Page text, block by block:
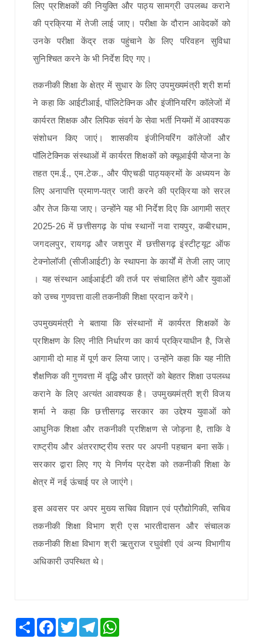
लिए प्रशिक्षकों की नियुक्ति और पाठ्य सामग्री उपलब्ध कराने
की प्रक्रिया में तेजी लाई जाए। परीक्षा के दौरान आवेदकों को
उनके परीक्षा केंद्र तक पहुंचाने के लिए परिवहन सुविधा
सुनिश्चित करने के भी निर्देश दिए गए।
तकनीकी शिक्षा के क्षेत्र में सुधार के लिए उपमुख्यमंत्री श्री शर्मा
ने कहा कि आईटीआई, पॉलिटेक्निक और इंजीनियरिंग कॉलेजों में
कार्यरत शिक्षक और लिपिक संवर्ग के सेवा भर्ती नियमों में आवश्यक
संशोधन किए जाएं। शासकीय इंजीनियरिंग कॉलेजों और
पॉलिटेक्निक संस्थाओं में कार्यरत शिक्षकों को क्यूआईपी योजना के
तहत एम.ई., एम.टेक., और पीएचडी पाठ्यक्रमों के अध्ययन के
लिए अनापत्ति प्रमाण-पत्र जारी करने की प्रक्रिया को सरल
और तेज किया जाए। उन्होंने यह भी निर्देश दिए कि आगामी सत्र
2025-26 में छत्तीसगढ़ के पांच स्थानों नवा रायपुर, कबीरधाम,
जगदलपुर, रायगढ़ और जशपुर में छत्तीसगढ़ इंस्टीट्यूट ऑफ
टेक्नोलॉजी (सीजीआईटी) के स्थापना के कार्यों में तेजी लाए जाए
। यह संस्थान आईआईटी की तर्ज पर संचालित होंगे और युवाओं
को उच्च गुणवत्ता वाली तकनीकी शिक्षा प्रदान करेंगे।
उपमुख्यमंत्री ने बताया कि संस्थानों में कार्यरत शिक्षकों के
प्रशिक्षण के लिए नीति निर्धारण का कार्य प्रक्रियाधीन है, जिसे
आगामी दो माह में पूर्ण कर लिया जाए। उन्होंने कहा कि यह नीति
शैक्षणिक की गुणवत्ता में वृद्धि और छात्रों को बेहतर शिक्षा उपलब्ध
कराने के लिए अत्यंत आवश्यक है। उपमुख्यमंत्री श्री विजय
शर्मा ने कहा कि छत्तीसगढ़ सरकार का उद्देश्य युवाओं को
आधुनिक शिक्षा और तकनीकी प्रशिक्षण से जोड़ना है, ताकि वे
राष्ट्रीय और अंतरराष्ट्रीय स्तर पर अपनी पहचान बना सकें।
सरकार द्वारा लिए गए ये निर्णय प्रदेश को तकनीकी शिक्षा के
क्षेत्र में नई ऊंचाई पर ले जाएंगे।
इस अवसर पर अपर मुख्य सचिव विज्ञान एवं प्रौद्योगिकी, सचिव
तकनीकी शिक्षा विभाग श्री एस भारतीदासन और संचालक
तकनीकी शिक्षा विभाग श्री ऋतुराज रघुवंशी एवं अन्य विभागीय
अधिकारी उपस्थित थे।
Share Facebook
TwitterTelegram